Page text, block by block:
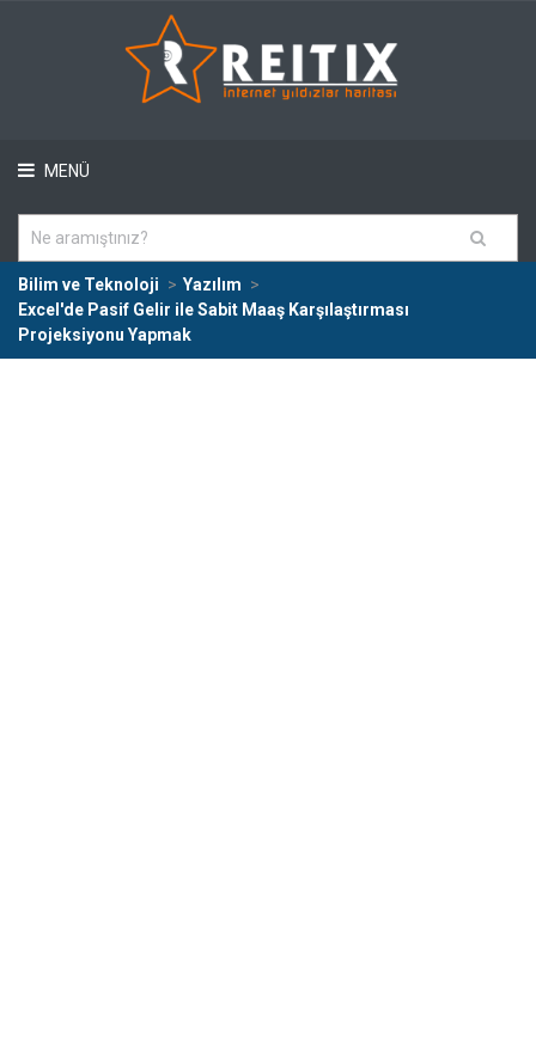
MENÜ
Bilim ve Teknoloji
Yazılım
Excel'de Pasif Gelir ile Sabit Maaş Karşılaştırması
Projeksiyonu Yapmak